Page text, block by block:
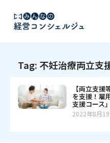
Tag: 不妊治療両立支
【両立支
を支援！雇
支援コース」
2022年8月19